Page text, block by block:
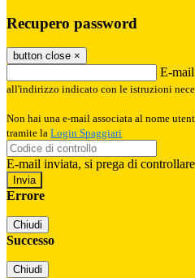
Recupero password
button close ×
E-mail
all'indirizzo indicato con le istruzioni
Non hai una e-mail associata al nome
tramite la Login Spaggiari
E-mail inviata, si prega di
Errore
Chiudi
Successo
Chiudi